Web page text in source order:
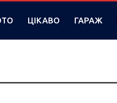
ЦІКАВО ГАРАЖ